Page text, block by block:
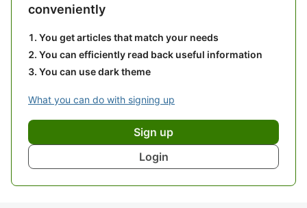
conveniently
You get articles that match your needs
You can efficiently read back useful information
You can use dark theme
What you can do with signing up
Sign up
Login